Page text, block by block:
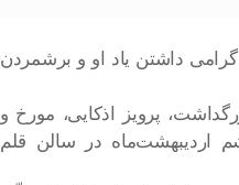
داشتن یاد او و برشمردن
پرویز اذکایی، مورخ و
اردیبهشت‌ماه در سالن قلم